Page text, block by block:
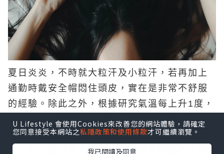
U Lifestyle 會使用Cookies來改善您的網站體驗，請確定
您同意接受本網站之私隱政策和使用條款才可繼續瀏覽。
我已閱讀及同意
夏日炎炎，不時就大粒汗及小粒汗，若再加上
通勤時戴安全帽悶住頭皮，實在是非常不舒服
的經驗。除此之外，根據研究氣溫每上升1度，
油脂分泌上升10%，而在氣溫這樣常常動不動
就破35°C的情形下，頭皮油膩感一定隨之而
來，所以就算早上造型美美或帥氣的出門，卻